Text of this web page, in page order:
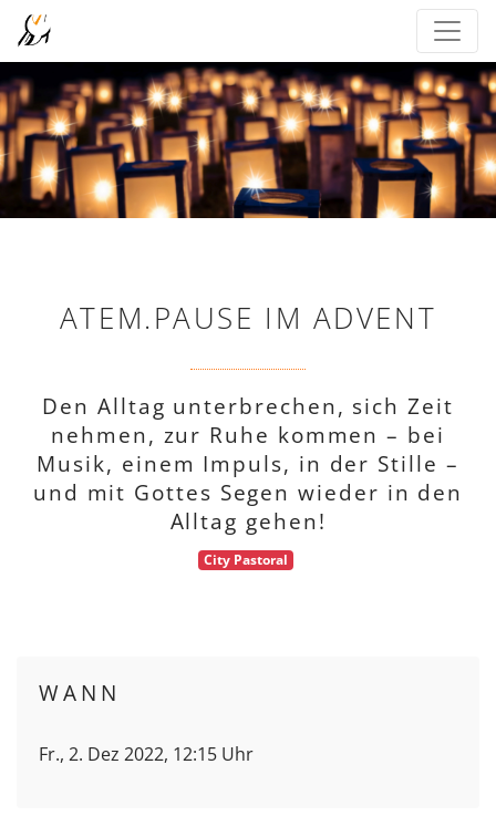
ATEM.PAUSE IM ADVENT
Den Alltag unterbrechen, sich Zeit
nehmen, zur Ruhe kommen – bei
Musik, einem Impuls, in der Stille –
und mit Gottes Segen wieder in den
Alltag gehen!
City Pastoral
WANN
Fr., 2. Dez 2022, 12:15 Uhr